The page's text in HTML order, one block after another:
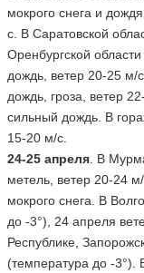
мокрого снега и
с. В Саратовской
Оренбургской
дождь, ветер 20-25 м/
дождь, гроза, ветер
сильный дождь. В
15-20 м/с.
24-25 апреля. В
метель, ветер 20-24
мокрого снега. В
до -3°), 24 апреля
Республике,
(температура до -3°).